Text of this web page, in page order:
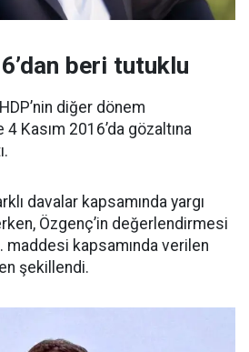
beri tutuklu
diğer dönem
Kasım 2016’da gözaltına
davalar kapsamında yargı
Özgenç’in değerlendirmesi
maddesi kapsamında verilen
şekillendi.